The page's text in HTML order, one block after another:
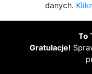
danych.
To
Gratulacje!